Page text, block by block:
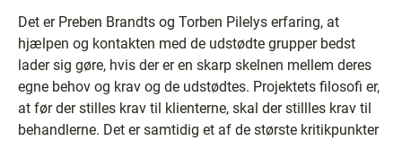
Det er Preben Brandts og Torben Pilelys erfaring, at
hjælpen og kontakten med de udstødte grupper bedst
lader sig gøre, hvis der er en skarp skelnen mellem deres
egne behov og krav og de udstødtes. Projektets filosofi er,
at før der stilles krav til klienterne, skal der stillles krav til
behandlerne. Det er samtidig et af de største kritikpunkter